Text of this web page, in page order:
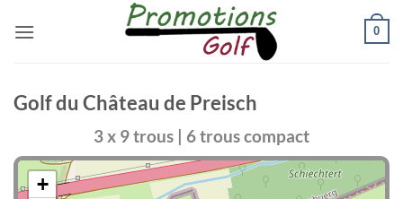
0
Golf du Château de Preisch
3 x 9 trous | 6 trous compact
+